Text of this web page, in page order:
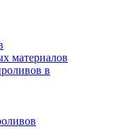
материалов
в